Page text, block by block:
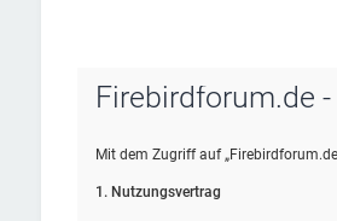
Firebirdforum.de
Mit dem Zugriff auf
1. Nutzungsvertrag